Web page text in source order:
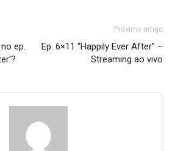
ep.
Próximo artigo
Ep. 6×11 “Happily Ever After” –
Streaming ao vivo